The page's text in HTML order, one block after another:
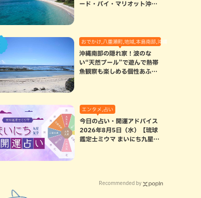
ード・バイ・マリオット沖縄
おでかけ,八重瀬町,地域,本島南部,沖縄の海,自然
沖縄南部の隠れ家！波のな
い“天然プール”で遊んで熱帯
魚観察も楽しめる個性あふれ
エンタメ,占い
今日の占い・開運アドバイス
2026年8月5日（水）【琉球
鑑定士ミウマ まいにち九星気
Recommended by